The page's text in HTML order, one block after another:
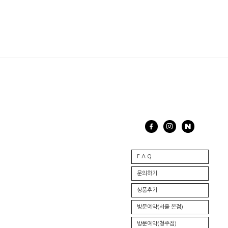
F A Q
문의하기
상품후기
방문예약(서울 본점)
방문예약(청주점)